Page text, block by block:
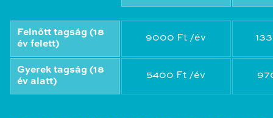
Felnőtt tagság (18
év felett)
9000 Ft /év
Gyerek tagság (18
év alatt)
5400 Ft /év